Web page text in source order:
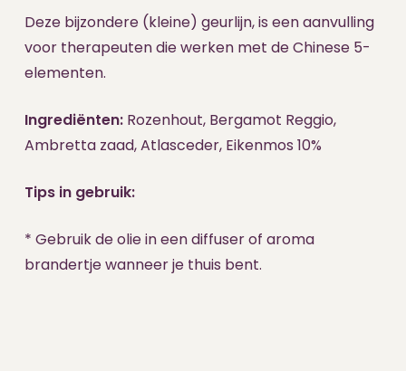
Deze bijzondere (kleine) geurlijn, is een aanvulling
voor therapeuten die werken met de Chinese 5-
elementen.
Ingrediënten: Rozenhout, Bergamot Reggio,
Ambretta zaad, Atlasceder, Eikenmos 10%
Tips in gebruik:
* Gebruik de olie in een diffuser of aroma
brandertje wanneer je thuis bent.